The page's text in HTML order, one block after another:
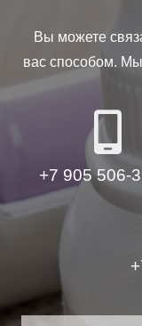
Вы можете
вас способом.
+7 905 506-